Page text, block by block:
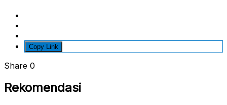
Copy Link
Share 0
Rekomendasi